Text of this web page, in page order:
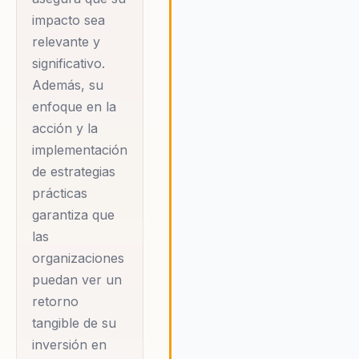
tanto en el ámbito
corporativo como
personal. A través
de sus conferencias,
Peter ofrece
herramientas
prácticas para el
desarrollo personal
y profesional,
enfocándose en la
superación de la
adversidad, la
resiliencia y el
metodología se basa
impacto sea
relevante y
significativo.
Además, su
enfoque en la
acción y la
implementación
de estrategias
prácticas
garantiza que
las
organizaciones
puedan ver un
retorno
tangible de su
inversión en